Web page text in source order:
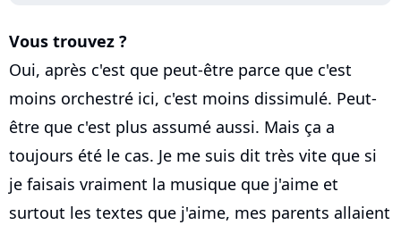
Vous trouvez ?
Oui, après c'est que peut-être parce que c'est
moins orchestré ici, c'est moins dissimulé. Peut-
être que c'est plus assumé aussi. Mais ça a
toujours été le cas. Je me suis dit très vite que si
je faisais vraiment la musique que j'aime et
surtout les textes que j'aime, mes parents allaient